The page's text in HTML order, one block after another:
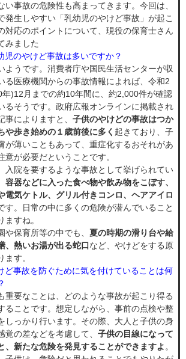
い事故の危険性も高まってきます。今回は、
発生しやすい「乳幼児のやけど事故」が起こ
対応のポイントについて、現役の保育士さん
みました​
児のやけど事故は多いですか​？
ようです。消費者庁や国民生活センターが収
る医療機関からの事故情報によれば、令和2
)12月までの約10年間に、約2,000件が確認
るそうです。政府広報オンラインに掲載され
事によりますと、 子供のやけどの事故はつか
や歩き始めの１歳前後に多く 起きており、子
が薄いこともあって、重症化するおそれがあ
意が必要だということです。​
入院を要するような事故として挙げられてい
容器などに入った食べ物や飲み物をこぼす、
電気ケトル、グリル付きコンロ、ヘアアイロ
す。日常の中に多くの危険が潜んでいること
ますね。
保育所等の中でも、 夏の時期の滑り台や給
、熱いお湯が出る蛇口など、やけどをする原
ます。​
ど事故を防ぐために気を付けていることは何
重要なことは、どのような事故が起こり得る
ることです。想定しながら、事前の点検や整
しっかり行います。その際、大人と子供の身
覚の差などを考慮して、 子供の目線になって
、新たな危険を発見することができますよ。